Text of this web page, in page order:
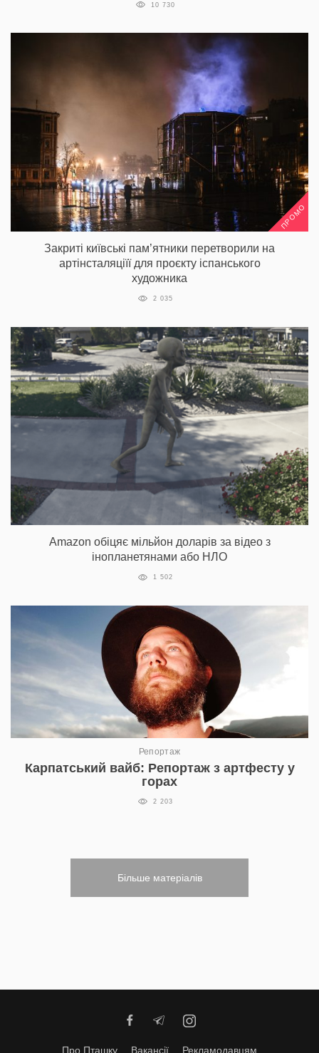
10 730
ПРОМО
Закриті київські пам’ятники перетворили на
артінсталяціїї для проєкту іспанського
художника
2 035
Amazon обіцяє мільйон доларів за відео з
інопланетянами або НЛО
1 502
Репортаж
Карпатський вайб: Репортаж з артфесту у
горах
2 203
Більше матеріалів
Про Пташку Вакансії Рекламодавцям